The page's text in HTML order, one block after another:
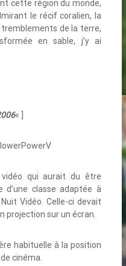
cette région du monde,
le récif coralien, la
tremblements de la terre,
en sable, j’y ai
« ]
qui aurait du être
d’une classe adaptée à
Vidéo. Celle-ci devait
projection sur un écran.
habituelle à la position
cinéma.